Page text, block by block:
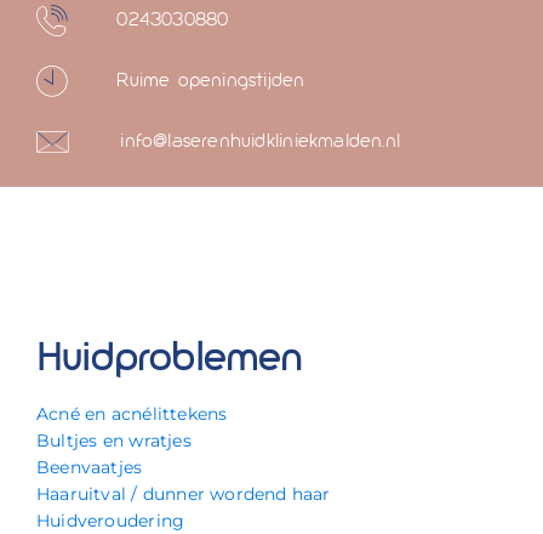
0243030880
Ruime openingstijden
info@laserenhuidkliniekmalden.nl
Huidproblemen
Acné en acnélittekens
Bultjes en wratjes
Beenvaatjes
Haaruitval / dunner wordend haar
Huidveroudering